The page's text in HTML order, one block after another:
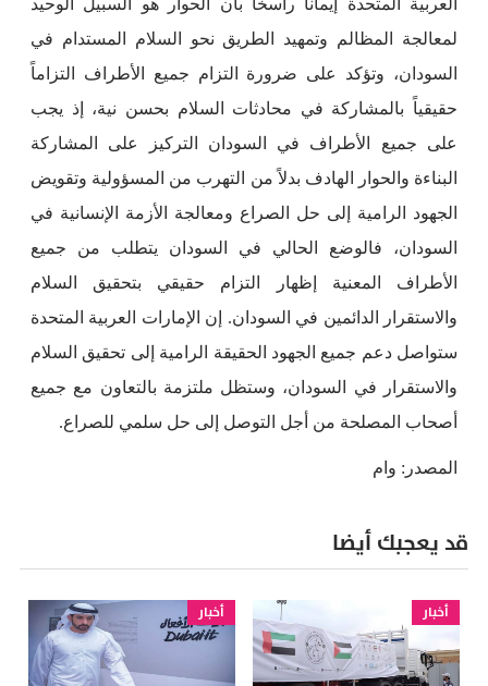
العربية المتحدة إيماناً راسخاً بأن الحوار هو السبيل الوحيد
لمعالجة المظالم وتمهيد الطريق نحو السلام المستدام في
السودان، وتؤكد على ضرورة التزام جميع الأطراف التزاماً
حقيقياً بالمشاركة في محادثات السلام بحسن نية، إذ يجب
على جميع الأطراف في السودان التركيز على المشاركة
البناءة والحوار الهادف بدلاً من التهرب من المسؤولية وتقويض
الجهود الرامية إلى حل الصراع ومعالجة الأزمة الإنسانية في
السودان، فالوضع الحالي في السودان يتطلب من جميع
الأطراف المعنية إظهار التزام حقيقي بتحقيق السلام
والاستقرار الدائمين في السودان. إن الإمارات العربية المتحدة
ستواصل دعم جميع الجهود الحقيقة الرامية إلى تحقيق السلام
والاستقرار في السودان، وستظل ملتزمة بالتعاون مع جميع
أصحاب المصلحة من أجل التوصل إلى حل سلمي للصراع.
المصدر: وام
قد يعجبك أيضا
أخبار أخبار